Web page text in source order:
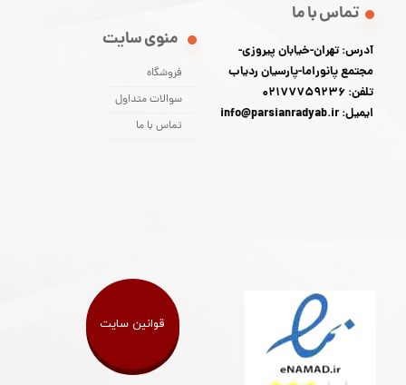
منوی سایت
فروشگاه
سوالات متداول
تماس با ما
تماس با ما
آدرس: تهران-خیابان پیروزی-
مجتمع پانوراما-پارسیان ردیاب
تلفن: 02177759236
ایمیل: info@parsianradyab.ir
قوانین سایت